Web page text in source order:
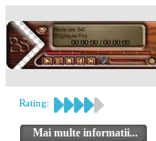
Rating:
Mai multe informatii...